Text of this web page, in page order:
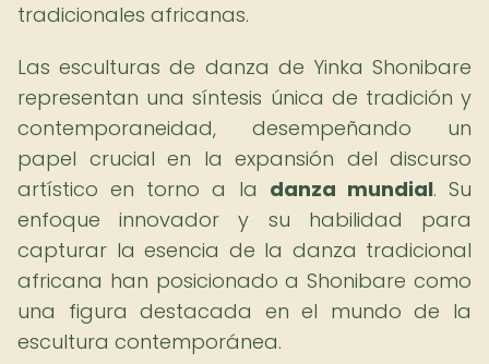
tradicionales africanas.
Las esculturas de danza de Yinka Shonibare
representan una síntesis única de tradición y
contemporaneidad, desempeñando un
papel crucial en la expansión del discurso
artístico en torno a la danza mundial. Su
enfoque innovador y su habilidad para
capturar la esencia de la danza tradicional
africana han posicionado a Shonibare como
una figura destacada en el mundo de la
escultura contemporánea.